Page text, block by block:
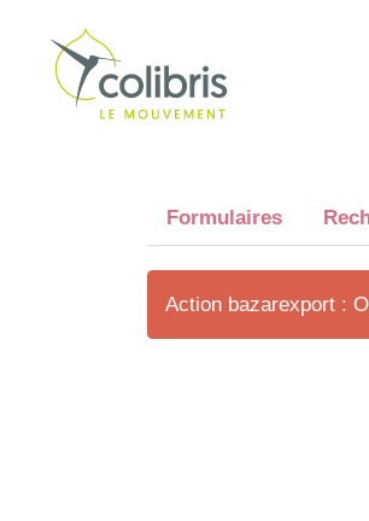
Formulaires
Action bazarexport :